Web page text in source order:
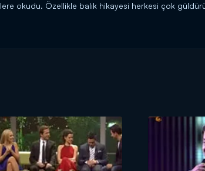
okudu. Özellikle balık hikayesi herkesi çok